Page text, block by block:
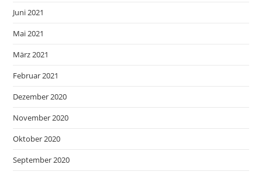
Juni 2021
Mai 2021
März 2021
Februar 2021
Dezember 2020
November 2020
Oktober 2020
September 2020